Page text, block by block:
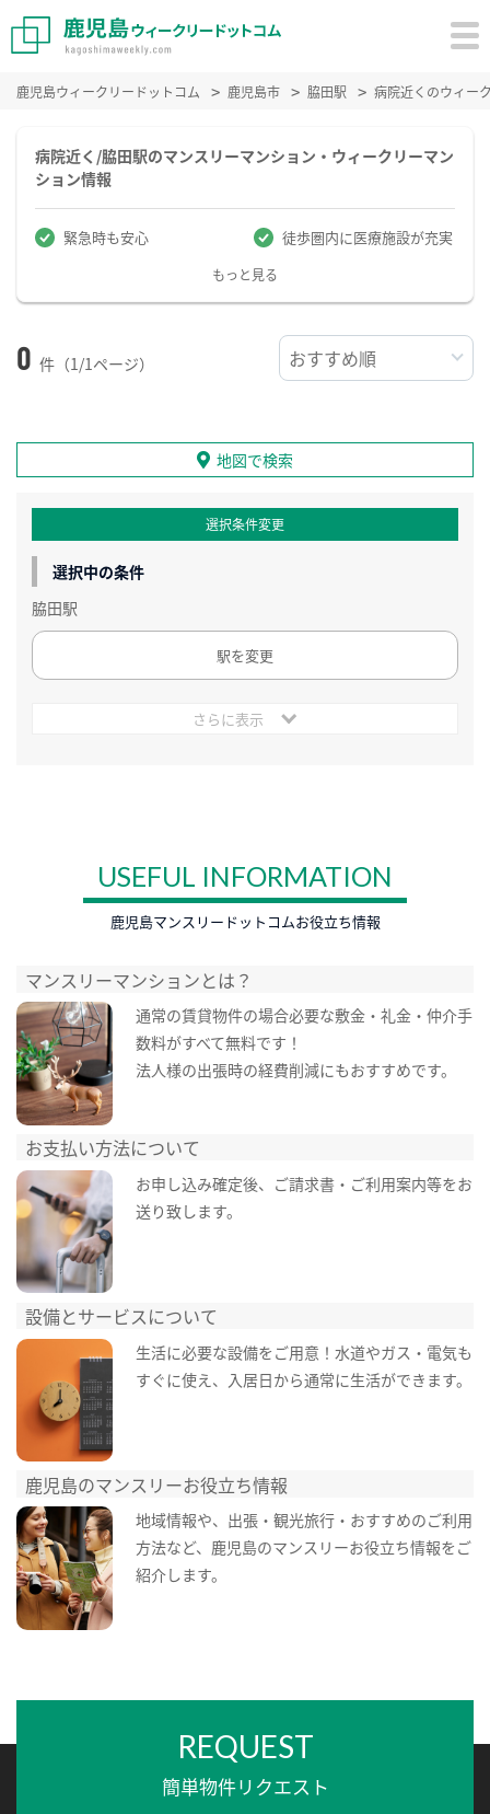
鹿児島ウィークリードットコム 鹿児島市 脇田駅 病院近くのウィー
病院近く/脇田駅のマンスリーマンション・ウィークリーマン
ション情報
緊急時も安心 徒歩圏内に医療施設が充実
もっと見る
0 件（1/1ページ）
地図で検索
選択条件変更
選択中の条件
脇田駅
駅を変更
さらに表示
USEFUL INFORMATION
鹿児島マンスリードットコムお役立ち情報
マンスリーマンションとは？
通常の賃貸物件の場合必要な敷金・礼金・仲介手
数料がすべて無料です！
法人様の出張時の経費削減にもおすすめです。
お支払い方法について
お申し込み確定後、ご請求書・ご利用案内等をお
送り致します。
設備とサービスについて
生活に必要な設備をご用意！水道やガス・電気も
すぐに使え、入居日から通常に生活ができます。
鹿児島のマンスリーお役立ち情報
地域情報や、出張・観光旅行・おすすめのご利用
方法など、鹿児島のマンスリーお役立ち情報をご
紹介します。
REQUEST
簡単物件リクエスト